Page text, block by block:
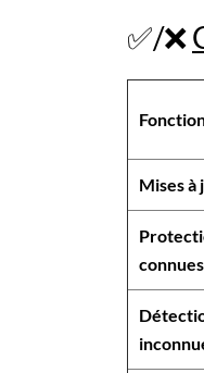
✅/❌
Mises à
connues